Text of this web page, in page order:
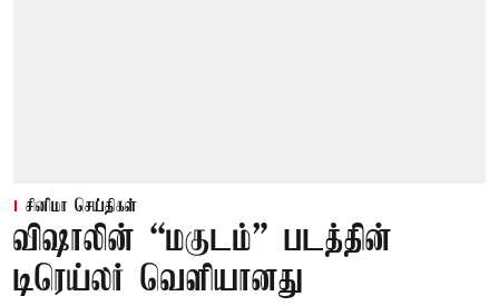
சினிமா செய்திகள்
விஷாலின் “மகுடம்” படத்தின்
டிரெய்லர் வெளியானது